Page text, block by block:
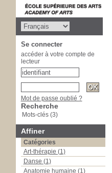
Se connecter
accéder à votre compte de
lecteur
Mot de passe oublié ?
Recherche
Mots-clés (3)
Affiner
Catégories
Art-thérapie (1)
Danse (1)
Anatomie humaine (1)